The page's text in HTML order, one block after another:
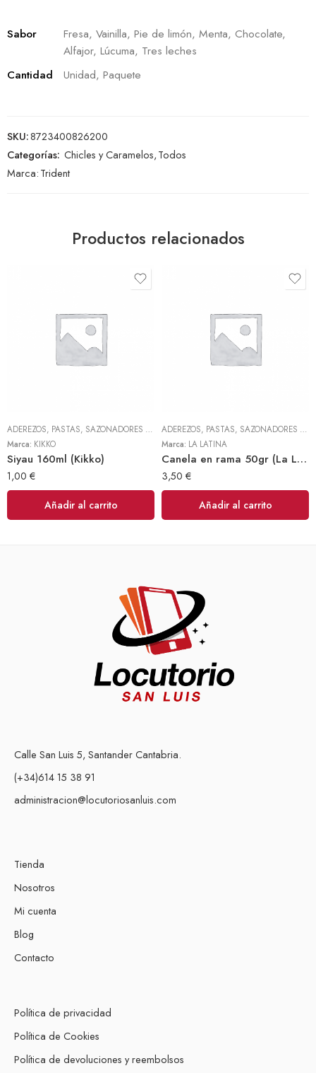
Sabor
Fresa, Vainilla, Pie de limón, Menta, Chocolate,
Alfajor, Lúcuma, Tres leches
Cantidad
Unidad, Paquete
SKU:8723400826200
Categorías: Chicles y Caramelos,Todos
Marca:Trident
Productos relacionados
ADEREZOS, PASTAS, SAZONADORES Y CONDIMENTOS ,TODOS
Marca: KIKKO
Siyau 160ml (Kikko)
1,00 €
Añadir al carrito
ADEREZOS, PASTAS, SAZONADORES Y CONDIMENTOS
Marca: LA LATINA
Canela en rama 50gr (La Latina)
3,50 €
Añadir al carrito
Calle San Luis 5, Santander Cantabria.
(+34)614 15 38 91
administracion@locutoriosanluis.com
Tienda
Nosotros
Mi cuenta
Blog
Contacto
Política de privacidad
Política de Cookies
Política de devoluciones y reembolsos